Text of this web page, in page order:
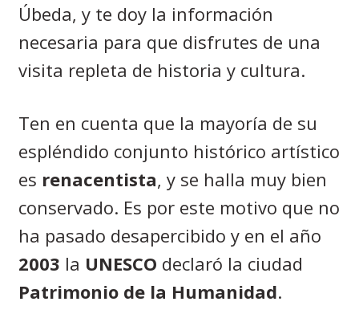
Úbeda, y te doy la información
necesaria para que disfrutes de una
visita repleta de historia y cultura.
Ten en cuenta que la mayoría de su
espléndido conjunto histórico artístico
es renacentista, y se halla muy bien
conservado. Es por este motivo que no
ha pasado desapercibido y en el año
2003 la UNESCO declaró la ciudad
Patrimonio de la Humanidad.